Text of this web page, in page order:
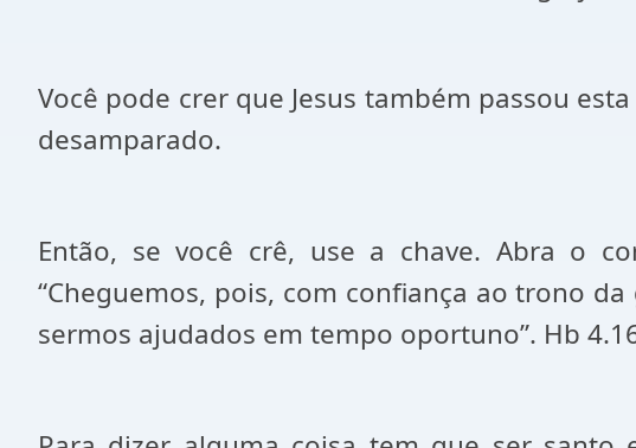
Você pode crer que Jesus também passou
desamparado.
Então, se você crê, use a chave. Abra o
“Cheguemos, pois, com confiança ao trono
sermos ajudados em tempo oportuno”. Hb